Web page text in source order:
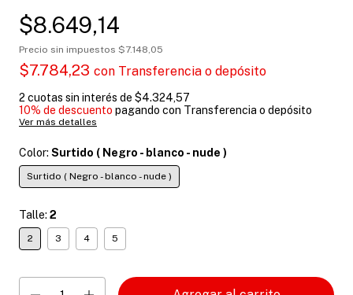
$8.649,14
Precio sin impuestos $7.148,05
$7.784,23 con Transferencia o depósito
2 cuotas sin interés de $4.324,57
10% de descuento pagando con Transferencia o depósito
Ver más detalles
Color: Surtido ( Negro - blanco - nude )
Surtido ( Negro - blanco - nude )
Talle: 2
2 3 4 5